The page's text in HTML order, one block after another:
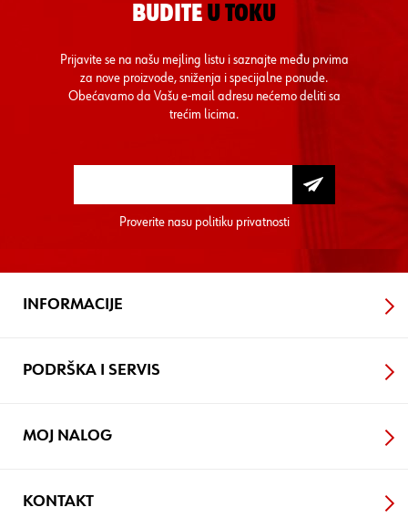
BUDITE U TOKU
Prijavite se na našu mejling listu i saznajte među prvima
za nove proizvode, sniženja i specijalne ponude.
Obećavamo da Vašu e-mail adresu nećemo deliti sa
trećim licima.
Proverite nasu politiku privatnosti
INFORMACIJE
PODRŠKA I SERVIS
MOJ NALOG
KONTAKT